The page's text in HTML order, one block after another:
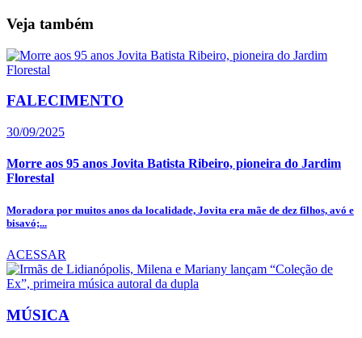
Veja também
FALECIMENTO
30/09/2025
Morre aos 95 anos Jovita Batista Ribeiro, pioneira do Jardim
Florestal
Moradora por muitos anos da localidade, Jovita era mãe de dez filhos, avó e
bisavó;...
ACESSAR
MÚSICA